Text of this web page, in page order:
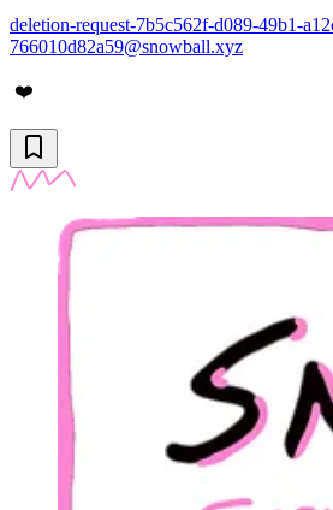
deletion-request-7b5c562f-d089-49b1-
766010d82a59@snowball.xyz
❤️